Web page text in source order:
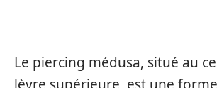
Le piercing médusa, situé au